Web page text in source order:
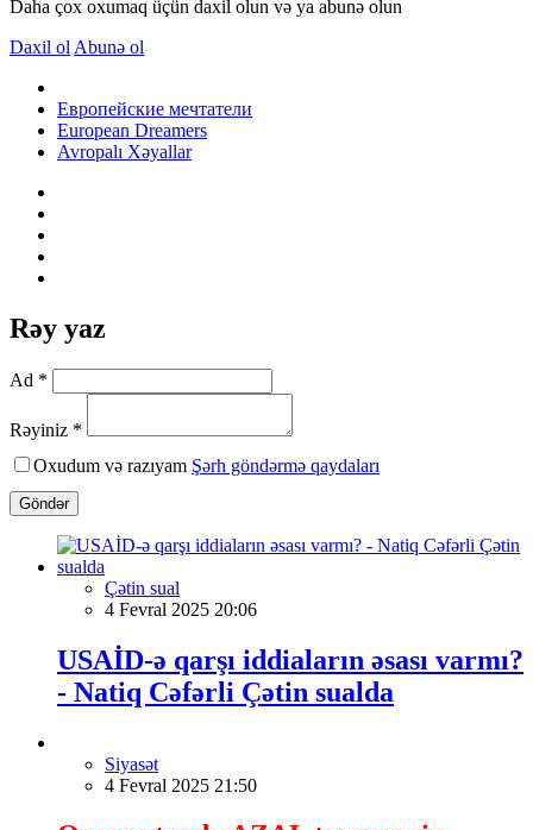
Daha çox oxumaq üçün daxil olun və ya abunə olun
Daxil ol Abunə ol
Европейские мечтатели
European Dreamers
Avropalı Xəyallar
Rəy yaz
Ad *
Rəyiniz *
Oxudum və razıyam Şərh göndərmə qaydaları
Göndər
Çətin sual
4 Fevral 2025 20:06
USAİD-ə qarşı iddiaların əsası varmı?
- Natiq Cəfərli Çətin sualda
Siyasət
4 Fevral 2025 21:50